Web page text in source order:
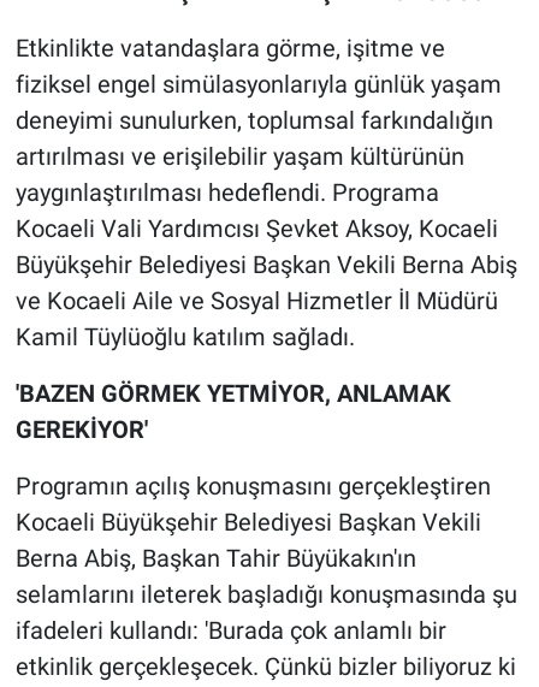
Etkinlikte vatandaşlara görme, işitme ve
fiziksel engel simülasyonlarıyla günlük yaşam
deneyimi sunulurken, toplumsal farkındalığın
artırılması ve erişilebilir yaşam kültürünün
yaygınlaştırılması hedeflendi. Programa
Kocaeli Vali Yardımcısı Şevket Aksoy, Kocaeli
Büyükşehir Belediyesi Başkan Vekili Berna Abiş
ve Kocaeli Aile ve Sosyal Hizmetler İl Müdürü
Kamil Tüylüoğlu katılım sağladı.
'BAZEN GÖRMEK YETMİYOR, ANLAMAK
GEREKİYOR'
Programın açılış konuşmasını gerçekleştiren
Kocaeli Büyükşehir Belediyesi Başkan Vekili
Berna Abiş, Başkan Tahir Büyükakın'ın
selamlarını ileterek başladığı konuşmasında şu
ifadeleri kullandı: 'Burada çok anlamlı bir
etkinlik gerçekleşecek. Çünkü bizler biliyoruz ki